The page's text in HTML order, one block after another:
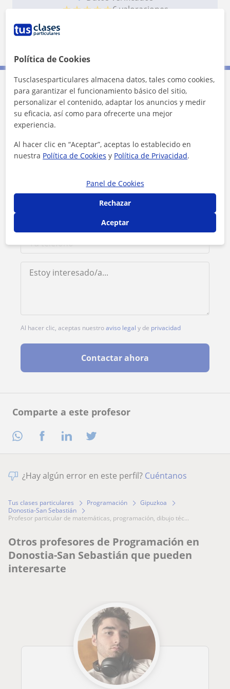
Comparte a este profesor
★★★★★6 valoraciones
Contacta con Guillermo
Tarifa
1ª clase gratis
Al hacer clic, aceptas nuestroaviso legal y de privacidad
Contactar ahora
¿Hay algún error en este perfil? Cuéntanos
Tus clases particulares Programación
Gipuzkoa
Donostia-San Sebastián
profesor particular de matemáticas, programación, dibujo téc...
Otros profesores de Programación en
Donostia-San Sebastián que pueden
interesarte
Política de Cookies
Tusclasesparticulares almacena datos, tales como cookies,
para garantizar el funcionamiento básico del sitio,
personalizar el contenido, adaptar los anuncios y medir
su eficacia, así como para ofrecerte una mejor
experiencia.
Al hacer clic en “Aceptar”, aceptas lo establecido en
nuestra Política de Cookies y Política de Privacidad.
Panel de Cookies
Rechazar
Aceptar